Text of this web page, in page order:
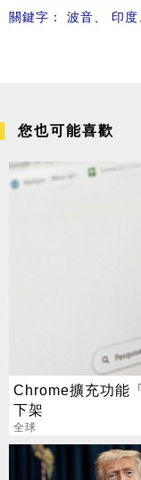
關鍵字： 波音 印度
您也可能喜歡
Chrome擴充功能
下架
全球